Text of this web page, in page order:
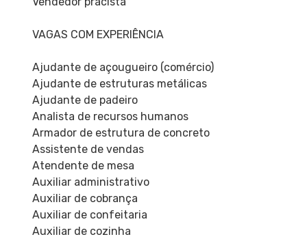
VAGAS COM EXPERIÊNCIA
Ajudante de açougueiro (comércio)
Ajudante de estruturas metálicas
Ajudante de padeiro
Analista de recursos humanos
Armador de estrutura de concreto
Assistente de vendas
Atendente de mesa
Auxiliar administrativo
Auxiliar de cobrança
Auxiliar de confeitaria
Auxiliar de cozinha